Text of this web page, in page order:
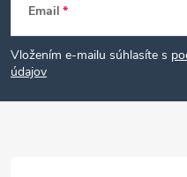
á
p
Email
Vložením e-mailu súhlasíte s
údajov